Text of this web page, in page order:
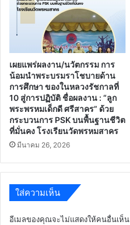
เผยแพร่ผลงาน/นวัตกรรม การ
น้อมนำพระบรมราโชบายด้าน
การศึกษา ของในหลวงรัชกาลที่
10 สู่การปฏิบัติ ชื่อผลงาน : “ลูก
พระพรหมเด็กดี ศรีสาคร” ด้วย
กระบวนการ PSK บนพื้นฐานชีวิต
ที่มั่นคง โรงเรียนวัดพรหมสาคร
มีนาคม 26, 2026
ใส่ความเห็น
อีเมลของคุณจะไม่แสดงให้คนอื่นเห็น